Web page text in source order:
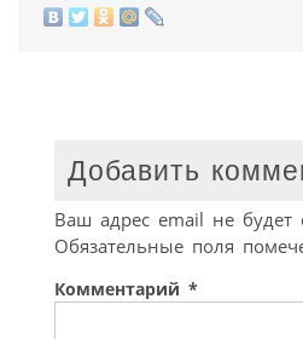
Добавить
Ваш адрес email не будет
Обязательные поля
Комментарий *